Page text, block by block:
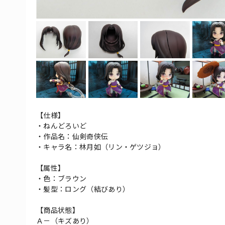
【仕様】
・ねんどろいど
・作品名：仙剣奇侠伝
・キャラ名：林月如（リン・ゲツジョ）
【属性】
・色：ブラウン
・髪型：ロング（結びあり）
【商品状態】
Ａ－（キズあり）